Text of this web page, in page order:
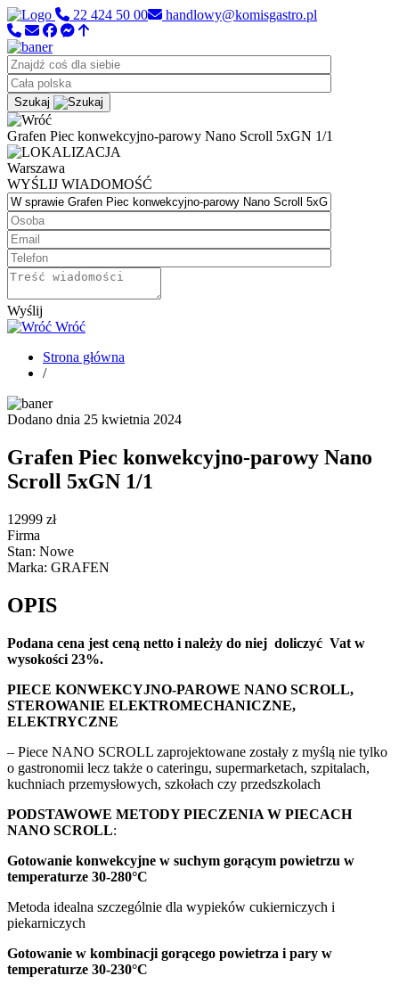
22 424 50 00 handlowy@komisgastro.pl
Szukaj
Grafen Piec konwekcyjno-parowy Nano Scroll 5xGN 1/1
Warszawa
WYŚLIJ WIADOMOŚĆ
Wyślij
Wróć
Strona główna
/
Dodano dnia 25 kwietnia 2024
Grafen Piec konwekcyjno-parowy Nano
Scroll 5xGN 1/1
12999 zł
Firma
Stan: Nowe
Marka: GRAFEN
OPIS
Podana cena jest ceną netto i należy do niej doliczyć Vat w
wysokości 23%.
PIECE KONWEKCYJNO-PAROWE NANO SCROLL,
STEROWANIE ELEKTROMECHANICZNE,
ELEKTRYCZNE
– Piece NANO SCROLL zaprojektowane zostały z myślą nie tylko
o gastronomii lecz także o cateringu, supermarketach, szpitalach,
kuchniach przemysłowych, szkołach czy przedszkolach
PODSTAWOWE METODY PIECZENIA W PIECACH
NANO SCROLL:
Gotowanie konwekcyjne w suchym gorącym powietrzu w
temperaturze 30-280°C
Metoda idealna szczególnie dla wypieków cukierniczych i
piekarniczych
Gotowanie w kombinacji gorącego powietrza i pary w
temperaturze 30-230°C